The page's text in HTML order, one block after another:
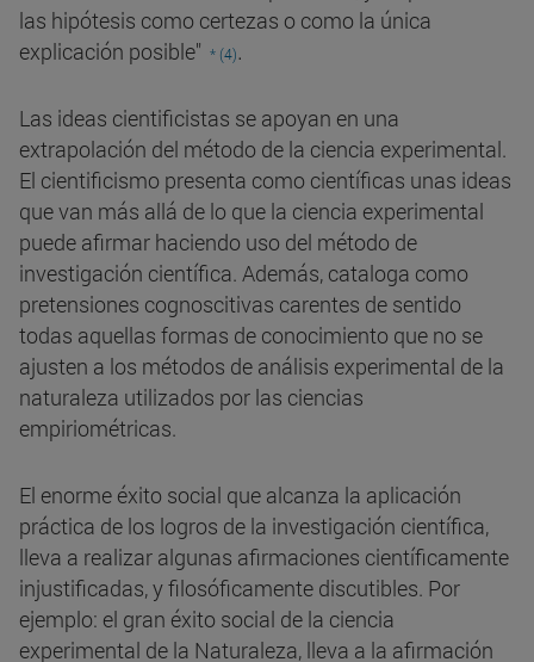
las hipótesis como certezas o como la única
explicación posible" * (4).
Las ideas cientificistas se apoyan en una
extrapolación del método de la ciencia experimental.
El cientificismo presenta como científicas unas ideas
que van más allá de lo que la ciencia experimental
puede afirmar haciendo uso del método de
investigación científica. Además, cataloga como
pretensiones cognoscitivas carentes de sentido
todas aquellas formas de conocimiento que no se
ajusten a los métodos de análisis experimental de la
naturaleza utilizados por las ciencias
empiriométricas.
El enorme éxito social que alcanza la aplicación
práctica de los logros de la investigación científica,
lleva a realizar algunas afirmaciones científicamente
injustificadas, y filosóficamente discutibles. Por
ejemplo: el gran éxito social de la ciencia
experimental de la Naturaleza, lleva a la afirmación